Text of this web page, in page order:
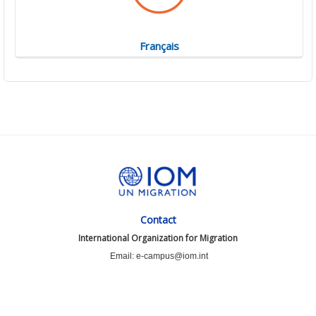
Français
Contact
International Organization for Migration
Email: e-campus@iom.int